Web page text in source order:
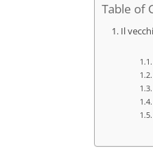
Table of
Il